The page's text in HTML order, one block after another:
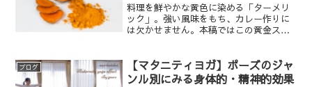
料理を鮮やかな黄色に染める「ターメリ
ック」。強い風味をもち、カレー作りに
は欠かせません。本稿ではこの黄金スパ
ブログ
【マタニティヨガ】ポーズのジャ
ンル別にみる身体的・精神的効果